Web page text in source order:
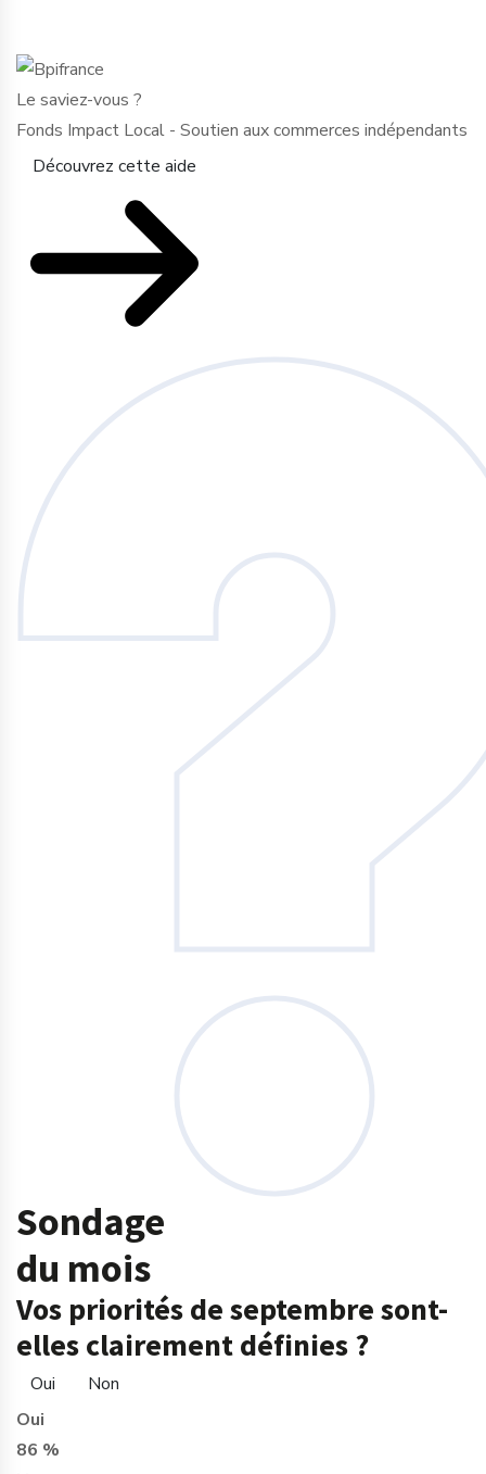
Le saviez-vous ?
Fonds Impact Local - Soutien aux commerces indépendants
Découvrez cette aide
Sondage
du mois
Vos priorités de septembre sont-
elles clairement définies ?
Oui
Non
Oui
86 %